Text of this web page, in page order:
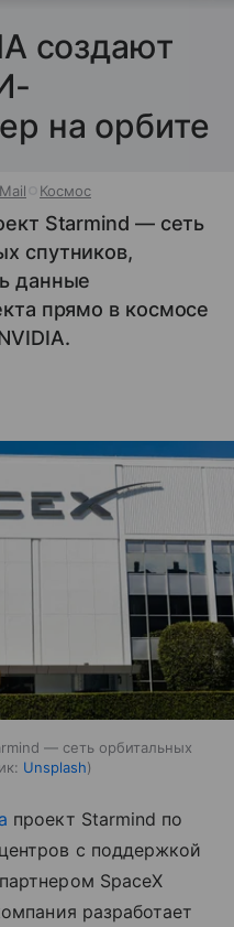
создают
на орбите
Космос
Starmind — сеть
спутников,
данные
прямо в космосе
— сеть орбитальных
Unsplash
проект Starmind по
с поддержкой
SpaceX
разработает